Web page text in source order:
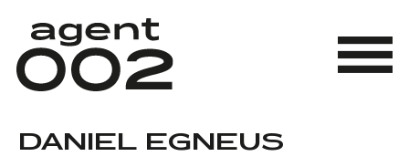
main
content
Menu
DANIEL EGNEUS